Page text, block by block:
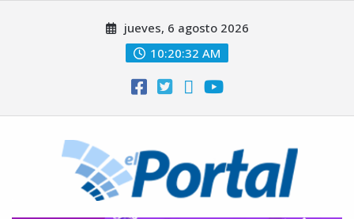
jueves, 6 agosto 2026
10:20:32 AM